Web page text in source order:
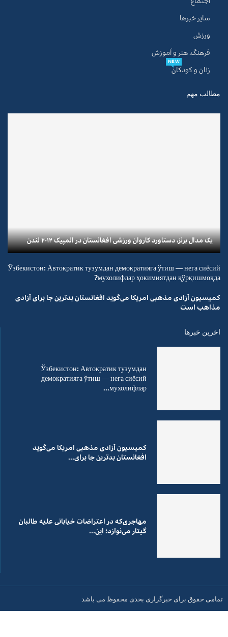
سایر خبرها
ورزش
فرهنگ، هنر و آموزش
زنان و کودکان
NEW
مطالب مهم
یک مدال برنز، دستاورد کاروان ورزشی افغانستان در المپیک ۲۰۱۲ لندن
Ўзбекистон: Автократик тузумдан демократияга ўтиш — нега сиёсий
мухолифлар ҳокимиятдан қўрқишмоқда?
کمیسیون آزادی مذهبی امریکا می‌گوید افغانستان بدترین جا برای آزادی
مذاهب است
اخرین خبرها
Ўзбекистон: Автократик тузумдан
демократияга ўтиш — нега сиёсий
мухолифлар...
کمیسیون آزادی مذهبی امریکا می‌گوید
افغانستان بدترین جا برای...
مهاجری‌که در اعتراضات خیابانی علیه طالبان
گیتار می‌نوازد؛ این...
تمامی حقوق برای خبرگزاری بخدی محفوظ می باشد